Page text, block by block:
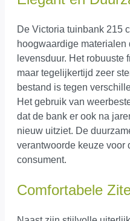
De Victoria tuinbank 215
hoogwaardige
levensduur. Het robuuste
maar tegelijkertijd zeer
bestand is tegen
Het gebruik van
dat de bank er ook na
nieuw uitziet. De
verantwoorde keuze voor
consument.
Comfortabele